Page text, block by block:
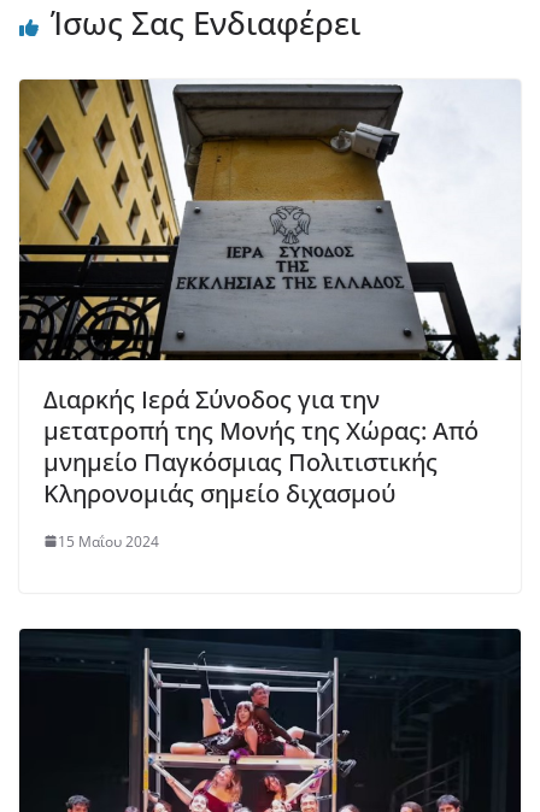
Ίσως Σας Ενδιαφέρει
Διαρκής Ιερά Σύνοδος για την
μετατροπή της Μονής της Χώρας: Από
μνημείο Παγκόσμιας Πολιτιστικής
Κληρονομιάς σημείο διχασμού
15 Μαΐου 2024